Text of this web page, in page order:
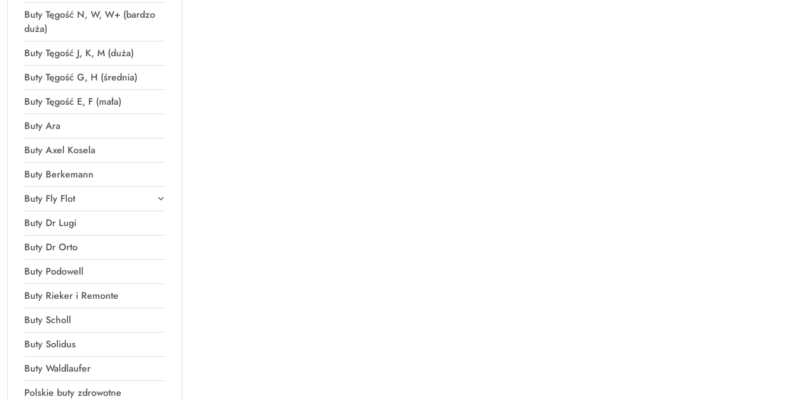
Buty Tęgość N, W, W+ (bardzo
duża)
Buty Tęgość J, K, M (duża)
Buty Tęgość G, H (średnia)
Buty Tęgość E, F (mała)
Buty Ara
Buty Axel Kosela
Buty Berkemann
Buty Fly Flot
Buty Dr Lugi
Buty Dr Orto
Buty Podowell
Buty Rieker i Remonte
Buty Scholl
Buty Solidus
Buty Waldlaufer
Polskie buty zdrowotne